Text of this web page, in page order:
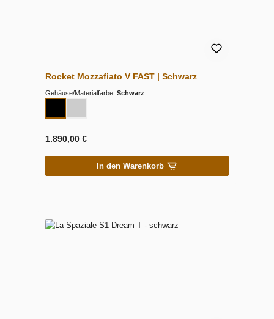
Rocket Mozzafiato V FAST | Schwarz
Gehäuse/Materialfarbe: Schwarz
1.890,00 €
In den Warenkorb